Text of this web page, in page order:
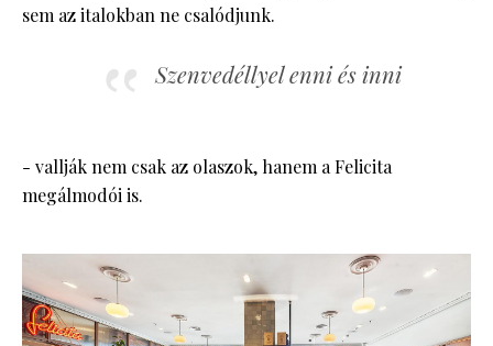
sem az italokban ne csalódjunk.
Szenvedéllyel enni és inni
- vallják nem csak az olaszok, hanem a Felicita
megálmodói is.